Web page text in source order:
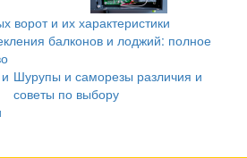
ворот и их характеристики
балконов и лоджий: полное
Шурупы и саморезы различия и
советы по выбору